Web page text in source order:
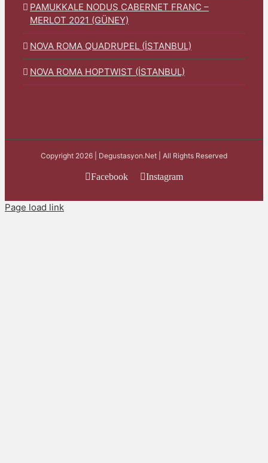
PAMUKKALE NODUS CABERNET FRANC –
MERLOT 2021 (GÜNEY)
NOVA ROMA QUADRUPEL (İSTANBUL)
NOVA ROMA HOPTWIST (İSTANBUL)
Copyright 2026 | Degustasyon.Net | All Rights Reserved
Facebook Instagram
Page load link